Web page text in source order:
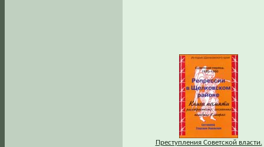
Преступления Советской власти.